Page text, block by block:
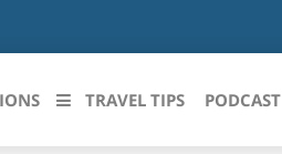
TRAVEL TIPS PODCAST